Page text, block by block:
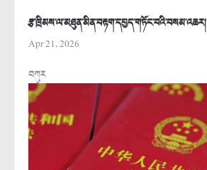
རྩ་ཁྲིམས་ལ་མཐུན་མིན་བརྟག་དཔྱད་གཏོང་བའི་བསམ་འཆར།
Apr 21, 2026
བཀུར